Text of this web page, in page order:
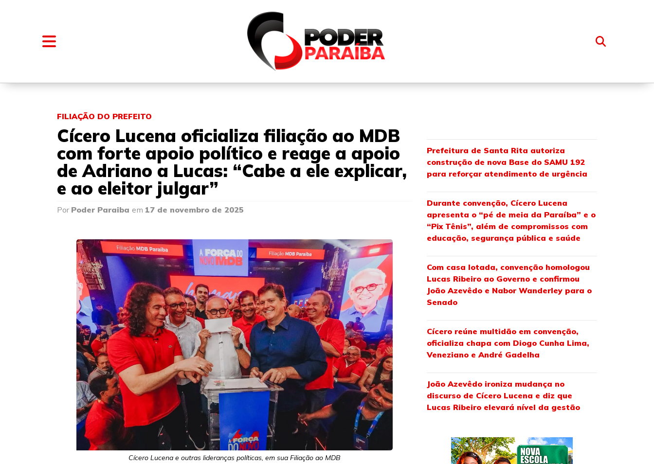
FALE CONOSCO
FILIAÇÃO DO PREFEITO
Cícero Lucena oficializa filiação ao MDB
com forte apoio político e reage a apoio
de Adriano a Lucas: “Cabe a ele explicar,
e ao eleitor julgar”
Por Poder Paraiba em 17 de novembro de 2025
Cícero Lucena e outras lideranças políticas, em sua Filiação ao MDB
Prefeitura de Santa Rita autoriza
construção de nova Base do SAMU 192
para reforçar atendimento de urgência
Durante convenção, Cícero Lucena
apresenta o “pé de meia da Paraíba” e o
“Pix Tênis”, além de compromissos com
educação, segurança pública e saúde
Com casa lotada, convenção homologou
Lucas Ribeiro ao Governo e confirmou
João Azevêdo e Nabor Wanderley para o
Senado
Cícero reúne multidão em convenção,
oficializa chapa com Diogo Cunha Lima,
Veneziano e André Gadelha
João Azevêdo ironiza mudança no
discurso de Cícero Lucena e diz que
Lucas Ribeiro elevará nível da gestão